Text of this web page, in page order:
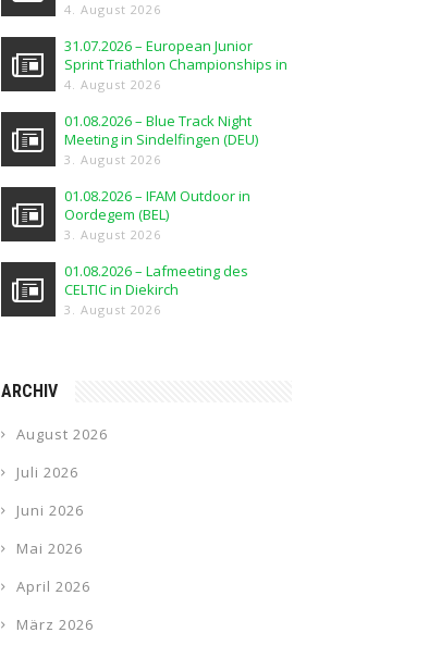
4. August 2026
31.07.2026 – European Junior
Sprint Triathlon Championships in
Elblag (POL)
4. August 2026
01.08.2026 – Blue Track Night
Meeting in Sindelfingen (DEU)
3. August 2026
01.08.2026 – IFAM Outdoor in
Oordegem (BEL)
3. August 2026
01.08.2026 – Lafmeeting des
CELTIC in Diekirch
3. August 2026
ARCHIV
August 2026
Juli 2026
Juni 2026
Mai 2026
April 2026
März 2026